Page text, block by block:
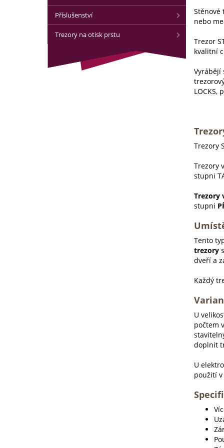
Stěnové
nebo
Trezor
kvalitní
Vyrábějí
LOCKS,
Trezory
Trezory
stupni
Trezory
stupni
Tento
trezory
dveří a
Každý
U
počtem
doplnit
U
použití
Příslušenství
Trezory na otisk prstu